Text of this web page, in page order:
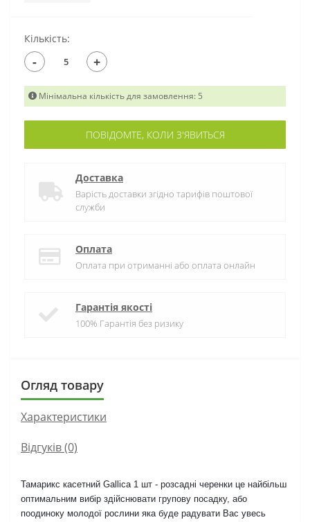
Кількість:
- +
Мінімальна кількість для замовлення: 5
ПОВІДОМТЕ, КОЛИ З'ЯВИТЬСЯ
Доставка
Варість доставки згідно тарифів поштової
служби
Оплата
Оплата при отриманні або оплата онлайн
Гарантія якості
100% Гарантія без ризику
Огляд товару
Характеристики
Відгуків (0)
Тамарикс касетний Gallica 1 шт - розсадні черенки це найбільш
оптимальним вибір здійснювати групову посадку, або
поодиноку молодої рослини яка буде радувати Вас увесь